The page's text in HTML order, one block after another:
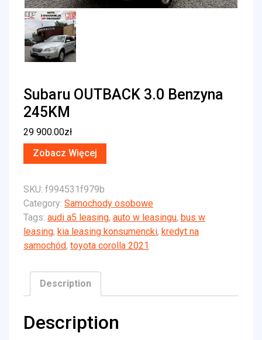
Subaru OUTBACK 3.0 Benzyna
245KM
29 900.00zł
Zobacz Więcej
SKU: f994531f979b
Category: Samochody osobowe
Tags: audi a5 leasing, auto w leasingu, bus w
leasing, kia leasing konsumencki, kredyt na
samochód, toyota corolla 2021
Description
Description